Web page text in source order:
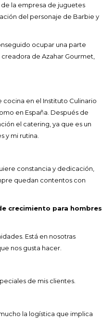
la empresa de juguetes
del personaje de Barbie y
ocupar una parte
creadora de Azahar Gourmet,
cocina en el Instituto Culinario
en España. Después de
el catering, ya que es un
y mi rutina.
constancia y dedicación,
quedan contentos con
crecimiento para hombres
Está en nosotras
nos gusta hacer.
de mis clientes.
la logística que implica